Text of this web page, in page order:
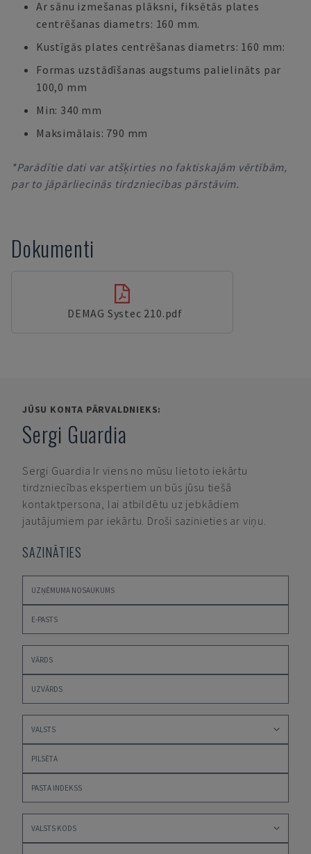
Ar sānu izmešanas plāksni, fiksētās plates
centrēšanas diametrs: 160 mm.
Kustīgās plates centrēšanas diametrs: 160 mm:
Formas uzstādīšanas augstums palielināts par
100,0 mm
Min: 340 mm
Maksimālais: 790 mm
*Parādītie dati var atšķirties no faktiskajām vērtībām,
par to jāpārliecinās tirdzniecības pārstāvim.
Dokumenti
DEMAG Systec 210.pdf
JŪSU KONTA PĀRVALDNIEKS:
Sergi Guardia
Sergi Guardia Ir viens no mūsu lietoto iekārtu
tirdzniecības ekspertiem un būs jūsu tiešā
kontaktpersona, lai atbildētu uz jebkādiem
jautājumiem par iekārtu. Droši sazinieties ar viņu.
SAZINĀTIES